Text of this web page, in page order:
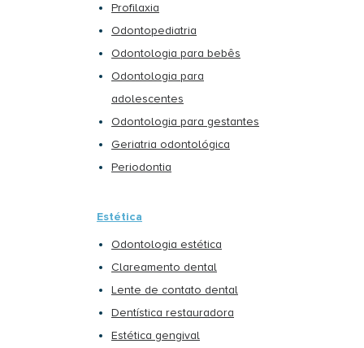
Profilaxia
Odontopediatria
Odontologia para bebês
Odontologia para
adolescentes
Odontologia para gestantes
Geriatria odontológica
Periodontia
Estética
Odontologia estética
Clareamento dental
Lente de contato dental
Dentística restauradora
Estética gengival